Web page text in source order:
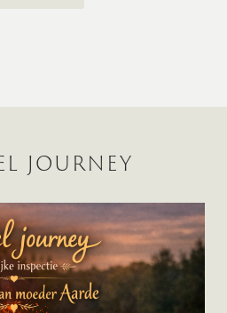
JOURNEY